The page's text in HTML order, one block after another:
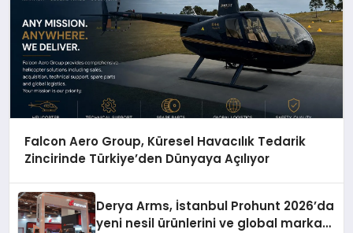
Falcon Aero Group, Küresel Havacılık Tedarik
Zincirinde Türkiye’den Dünyaya Açılıyor
Derya Arms, İstanbul Prohunt 2026’da
yeni nesil ürünlerini ve global marka